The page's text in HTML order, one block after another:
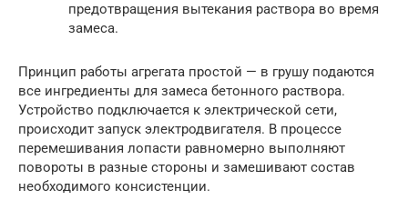
предотвращения вытекания раствора во время
замеса.
Принцип работы агрегата простой — в грушу подаются
все ингредиенты для замеса бетонного раствора.
Устройство подключается к электрической сети,
происходит запуск электродвигателя. В процессе
перемешивания лопасти равномерно выполняют
повороты в разные стороны и замешивают состав
необходимого консистенции.